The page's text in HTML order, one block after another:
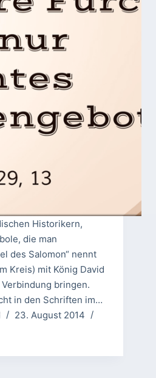
Historikern,
die man
des Salomon“ nennt
Kreis) mit König David
bringen.
in den Schriften im…
23. August 2014